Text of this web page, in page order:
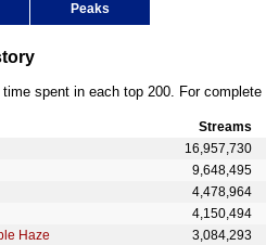
Peaks
spent in each top 200. For
Streams
16,957,730
9,648,495
4,478,964
4,150,494
Haze
3,084,293